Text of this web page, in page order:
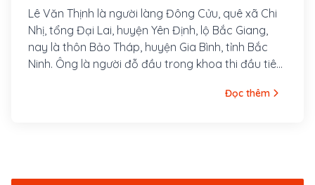
Lê Văn Thịnh là người làng Đông Cửu, quê xã Chi
Nhị, tổng Đại Lai, huyện Yên Định, lộ Bắc Giang,
nay là thôn Bảo Tháp, huyện Gia Bình, tỉnh Bắc
Ninh. Ông là người đỗ đầu trong khoa thi đầu tiên
thăng đến chức Thái sư triều Lý. Năm 1084, ông
Đọc thêm